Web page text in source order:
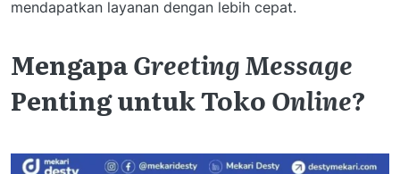
mendapatkan layanan dengan lebih cepat.
MengapaGreeting Message
Penting untuk TokoOnline?